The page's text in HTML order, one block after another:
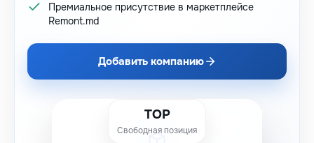
Премиальное присутствие в маркетплейсе
Remont.md
Добавить компанию
TOP
Свободная позиция